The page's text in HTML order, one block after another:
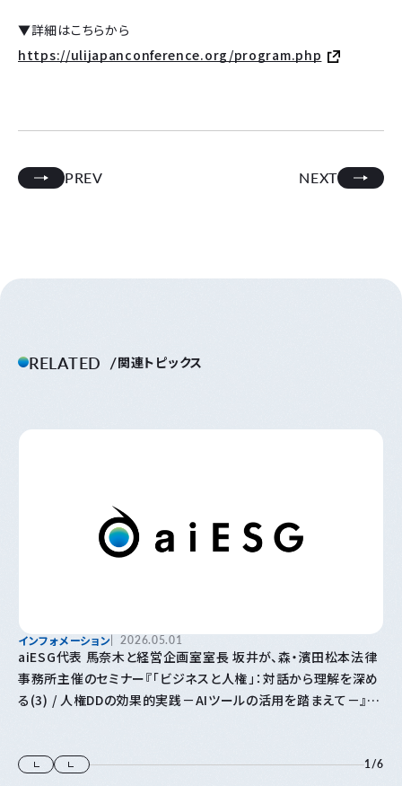
▼詳細はこちらから
https://ulijapanconference.org/program.php
PREV NEXT
RELATED 関連トピックス
インフォメーション 2026.05.01
aiESG代表 馬奈木と経営企画室室長 坂井が、森・濱田松本法律
事務所主催のセミナー『「⁠ビジネスと人権⁠」⁠：対話から理解を深め
る(3) / 人権DDの効果的実践－AIツールの活用を踏まえて－』に
1/6